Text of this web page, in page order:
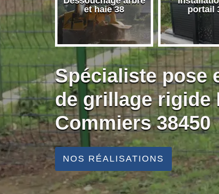
38
et haie 38
portail
Spécialiste pose
de grillage rigide
Commiers 38450
NOS RÉALISATIONS